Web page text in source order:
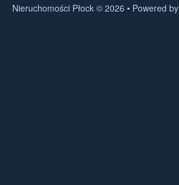
Nieruchomości Płock © 2026 • Powered by